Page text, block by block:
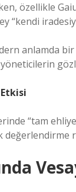
özellikle
“kendi
anlamda
“tam
değerlendirme